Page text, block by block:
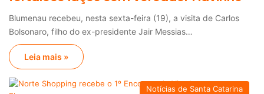
Blumenau recebeu, nesta sexta-feira (19), a visita de Carlos
Bolsonaro, filho do ex-presidente Jair Messias…
Leia mais »
Notícias de Santa Catarina